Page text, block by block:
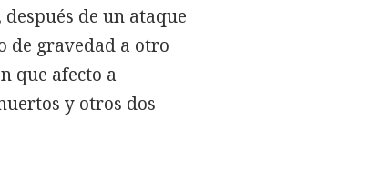
de un ataque
de gravedad a otro
que afecto a
y otros dos